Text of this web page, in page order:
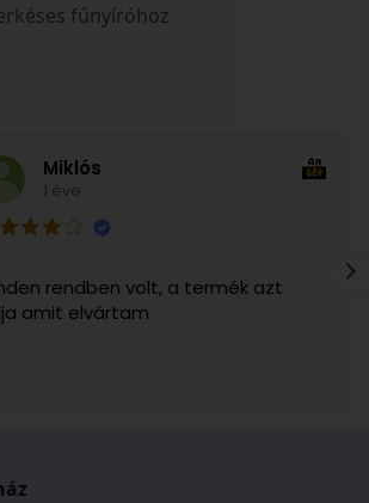
fűnyíróhoz
Miklós
1 éve
rendben volt, a termék azt
amit elvártam